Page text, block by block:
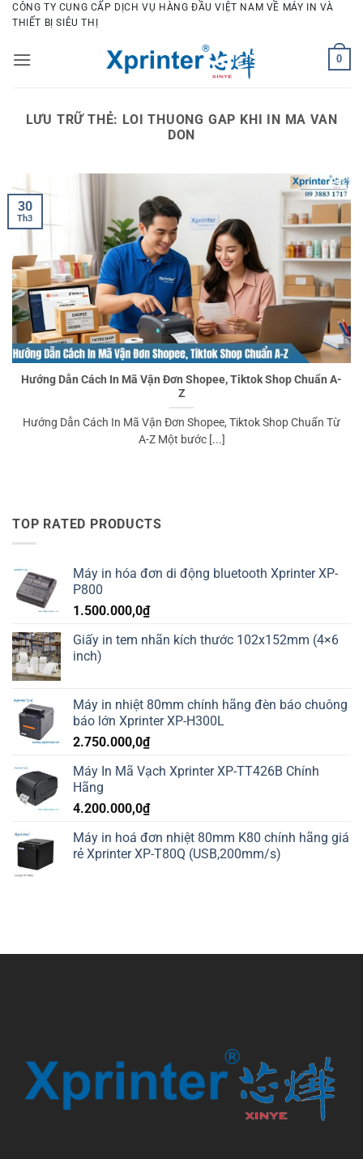
Bỏ
qua
dung
CÔNG TY CUNG CẤP DỊCH VỤ HÀNG ĐẦU VIỆT NAM VỀ MÁY IN VÀ
THIẾT BỊ SIÊU THỊ
0
LƯU TRỮ THẺ: LOI THUONG GAP KHI IN MA VAN
DON
Hướng Dẫn Cách In Mã Vận Đơn Shopee, Tiktok Shop Chuẩn A-
Z
Hướng Dẫn Cách In Mã Vận Đơn Shopee, Tiktok Shop Chuẩn Từ
A-Z Một bước [...]
30
Th3
TOP RATED PRODUCTS
Máy in hóa đơn di động bluetooth Xprinter XP-
P800
1.500.000,0₫
Giấy in tem nhãn kích thước 102x152mm (4×6
inch)
Máy in nhiệt 80mm chính hãng đèn báo chuông
báo lớn Xprinter XP-H300L
2.750.000,0₫
Máy In Mã Vạch Xprinter XP-TT426B Chính
Hãng
4.200.000,0₫
Máy in hoá đơn nhiệt 80mm K80 chính hãng giá
rẻ Xprinter XP-T80Q (USB,200mm/s)